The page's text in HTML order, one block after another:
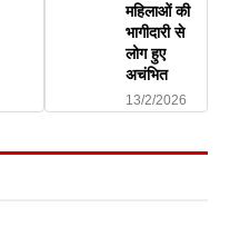
महिलाओं की
भागीदारी से
लोग हुए
अचंभित
13/2/2026